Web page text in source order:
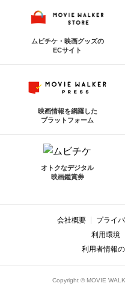
ムビチケ・映画グッズの
ECサイト
映画情報を網羅した
プラットフォーム
オトクなデジタル
映画鑑賞券
会社概要 プライ
利用環境
利用者情報
Copyright © MOVIE